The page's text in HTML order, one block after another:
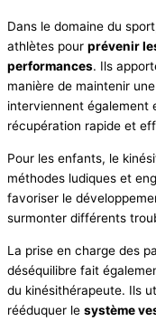
Dans le domaine du
athlètes pour prévenir
performances. Ils
manière de maintenir
interviennent également
récupération rapide et
Pour les enfants, le
méthodes ludiques et
favoriser le
surmonter différents
La prise en charge des
déséquilibre fait
du kinésithérapeute. Ils
rééduquer le système